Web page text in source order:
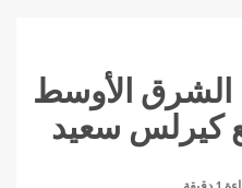
الشرق الأوسط
كيرلس سعيد